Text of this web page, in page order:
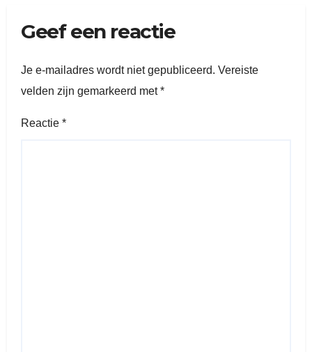
Geef een reactie
Je e-mailadres wordt niet gepubliceerd. Vereiste
velden zijn gemarkeerd met*
Reactie *